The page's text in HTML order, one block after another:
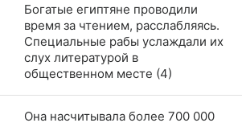
Богатые египтяне проводили
время за чтением, расслабляясь.
Специальные рабы услаждали их
слух литературой в
общественном месте (4)
Она насчитывала более 700 000